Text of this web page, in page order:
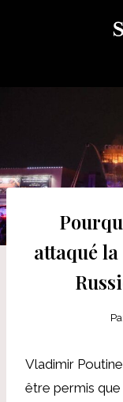
attaqué
Vladimir
être permis